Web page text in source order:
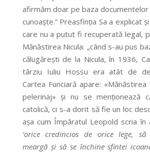
afirmăm doar pe baza
cunoaște.” Preasfinția Sa a explicat
care nu a putut fi recuperată legal,
Mănăstirea Nicula: „când s-au pus
călugărești de la Nicula, în 1936,
târziu Iuliu Hossu era atât de
Cartea Funciară apare:
pelerinaj» și nu se menționează
catolică, ci s-a dorit să fie un loc
așa cum Împăratul Leopold scria în
‘orice credincios de orice lege,
meargă și să se închine sfintei